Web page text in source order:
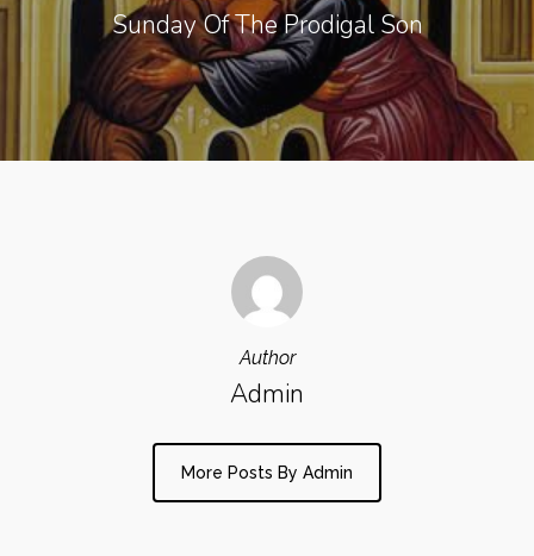
Sunday Of The Prodigal Son
Author
Admin
More Posts By Admin